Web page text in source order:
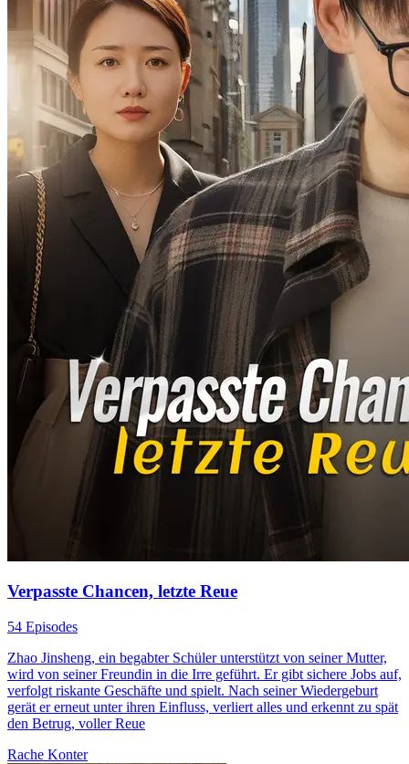
Verpasste Chancen, letzte Reue
54 Episodes
Zhao Jinsheng, ein begabter Schüler unterstützt von seiner Mutter,
wird von seiner Freundin in die Irre geführt. Er gibt sichere Jobs auf,
verfolgt riskante Geschäfte und spielt. Nach seiner Wiedergeburt
gerät er erneut unter ihren Einfluss, verliert alles und erkennt zu spät
den Betrug, voller Reue
Rache Konter